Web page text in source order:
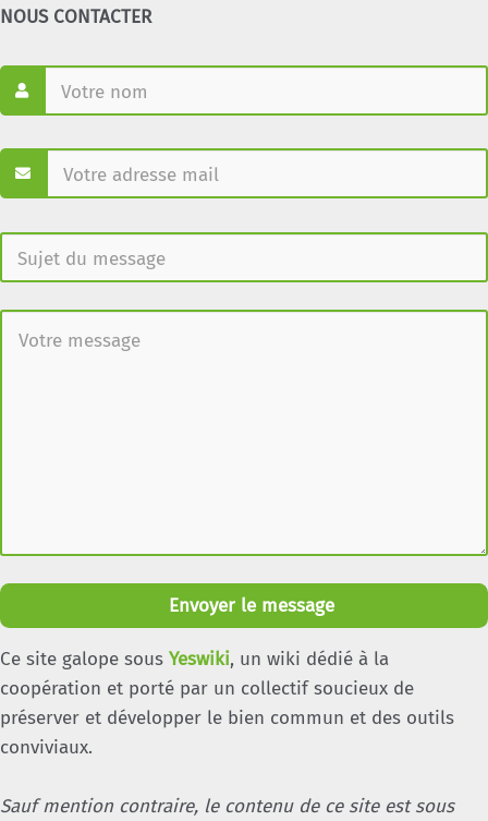
NOUS CONTACTER
Envoyer le message
Ce site galope sous Yeswiki, un wiki dédié à la
coopération et porté par un collectif soucieux de
préserver et développer le bien commun et des outils
conviviaux.
Sauf mention contraire, le contenu de ce site est sous